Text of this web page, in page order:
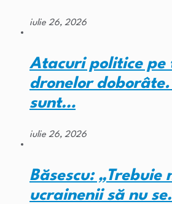
iulie 26, 2026
Atacuri politice pe
dronelor doborâte.
sunt…
iulie 26, 2026
Băsescu: „Trebuie
ucrainenii să nu